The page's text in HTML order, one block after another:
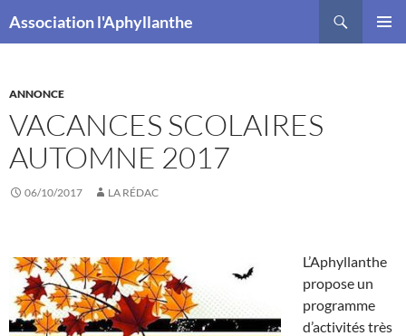
Association l'Aphyllanthe
ANNONCE
VACANCES SCOLAIRES
AUTOMNE 2017
06/10/2017 LA RÉDAC
L’Aphyllanthe
propose un
programme
d’activités très